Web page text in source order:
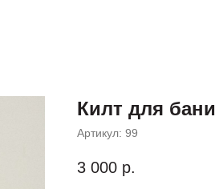
Килт для бани
Артикул: 99
3 000 р.